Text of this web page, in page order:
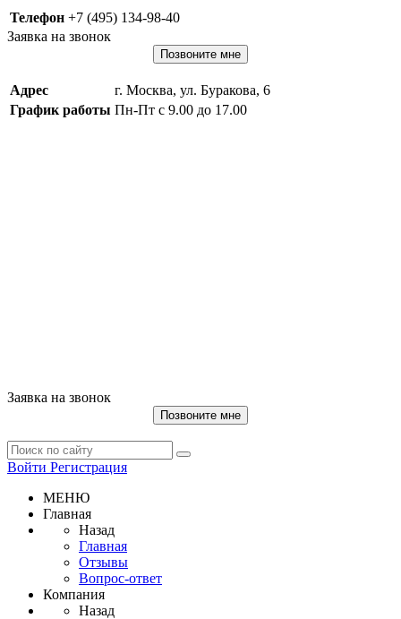
Телефон +7 (495) 134-98-40
Заявка на звонок
Позвоните мне
Адрес
г. Москва, ул. Буракова, 6
График работы Пн-Пт с 9.00 до 17.00
Заявка на звонок
Позвоните мне
Войти Регистрация
МЕНЮ
Главная
Назад
Главная
Отзывы
Вопрос-ответ
Компания
Назад